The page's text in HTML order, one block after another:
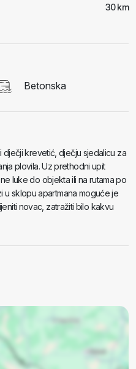
30 km
Betonska
dječji krevetić, dječju sjedalicu za
plovila. Uz prethodni upit
luke do objekta ili na rutama po
u sklopu apartmana moguće je
novac, zatražiti bilo kakvu